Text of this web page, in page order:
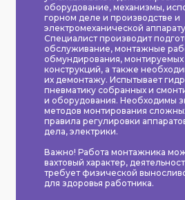
оборудование, механизмы,
горном деле и производстве и
электромеханической
Специалист производит
обслуживание, монтажные
обмундирования, монтируемых
конструкций, а также
их демонтажу. Испытывает
пневматику собранных и
и оборудования. Необходимы
методов монтирования
правила регулировки
дела, электрики.
Важно! Работа монтажника
вахтовый характер,
требует физической
для здоровья работника.